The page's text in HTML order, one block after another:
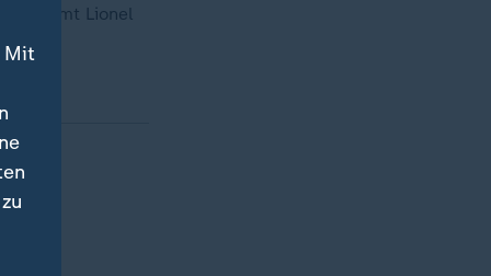
kommt Lionel
Mit